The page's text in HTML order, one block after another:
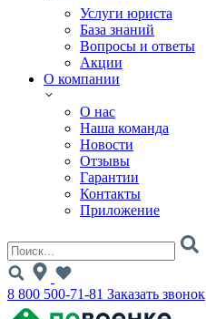
Услуги юриста
База знаний
Вопросы и ответы
Акции
О компании
О нас
Наша команда
Новости
Отзывы
Гарантии
Контакты
Приложение
8 800 500-71-81 Заказать звонок